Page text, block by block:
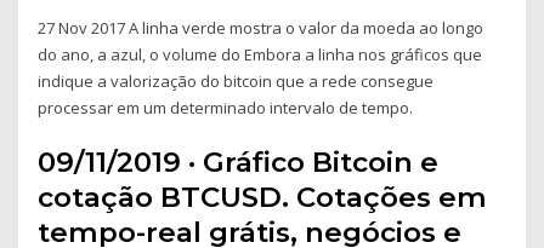
27 Nov 2017 A linha verde mostra o valor da moeda ao longo
do ano, a azul, o volume do Embora a linha nos gráficos que
indique a valorização do bitcoin que a rede consegue
processar em um determinado intervalo de tempo.
09/11/2019 · Gráfico Bitcoin e
cotação BTCUSD. Cotações em
tempo-real grátis, negócios e